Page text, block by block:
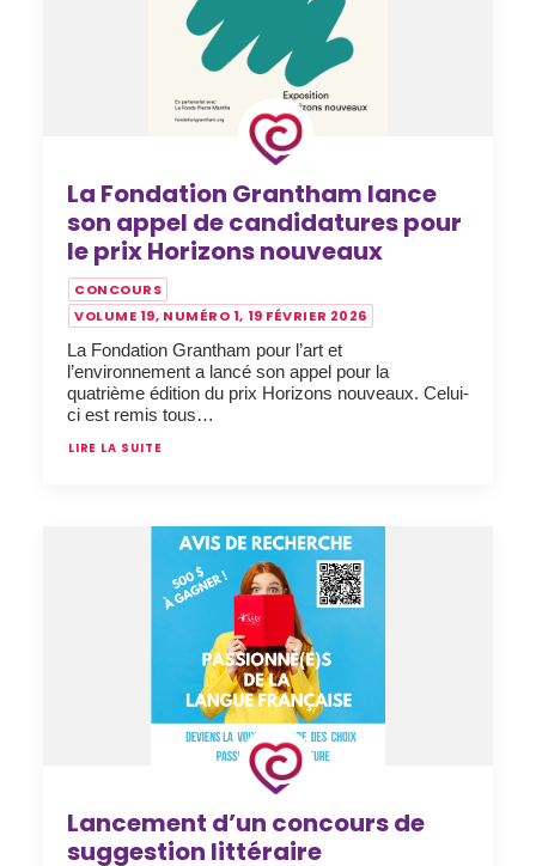
La Fondation Grantham lance
son appel de candidatures pour
le prix Horizons nouveaux
CONCOURS
VOLUME 19, NUMÉRO 1, 19 FÉVRIER 2026
La Fondation Grantham pour l’art et
l’environnement a lancé son appel pour la
quatrième édition du prix Horizons nouveaux. Celui-
ci est remis tous…
LIRE LA SUITE
Lancement d’un concours de
suggestion littéraire